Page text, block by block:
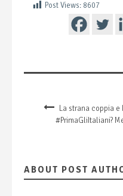
Post Views: 8607
La strana coppia e
#PrimaGliItaliani?
ABOUT POST